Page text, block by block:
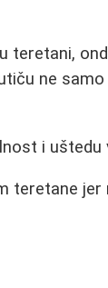
teretani,
ne
i
teretane